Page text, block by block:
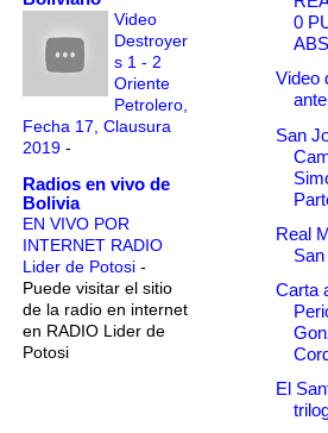
Video
Destroyer
s 1 - 2
Oriente
Petrolero,
Fecha 17, Clausura
2019 -
Radios en vivo de
Bolivia
EN VIVO POR
INTERNET RADIO
Lider de Potosi -
Puede visitar el sitio
de la radio en internet
en RADIO Lider de
Potosi
0
Video
San
Real
Carta
El